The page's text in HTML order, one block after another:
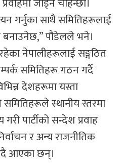
गर्नुका साथै समितिहरूलाई
बनाउनेछ,” पौडेलले भने।
नेपालीहरूलाई सङ्गठित
समितिहरू गठन गर्दै
देशहरूमा यस्ता
स्थानीय स्तरमा
पार्टीको सन्देश प्रवाह
र अन्य राजनीतिक
आएका छन्।